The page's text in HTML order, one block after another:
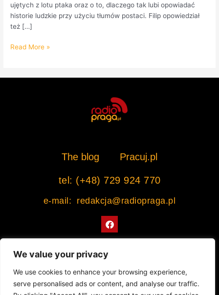
We value your privacy
We use cookies to enhance your browsing experience,
serve personalised ads or content, and analyse our traffic.
ujętych z lotu ptaka oraz o to, dlaczego tak lubi opowiadać
historie ludzkie przy użyciu tłumów postaci. Filip opowiedział
też […]
Read More »
The blog Pracuj.pl
tel: (+48) 729 924 770
e-mail: redakcja@radiopraga.pl
F
a
c
o
k
Współpracujemy z Muzeum Warszawskiej Pragi
© 2022 All rights Reserved. Radiopraga.pl